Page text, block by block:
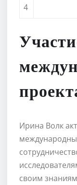
4
Ирина Волк
своим